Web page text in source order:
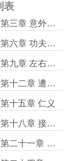
表
第三章 意外的邂逅
第六章 功夫不负有心人
第九章 左右逢源
第十二章 遭嫉恨
第十五章 仁义
第十八章 接二连三的惊吓
第二十一章 被遗弃后的壮举